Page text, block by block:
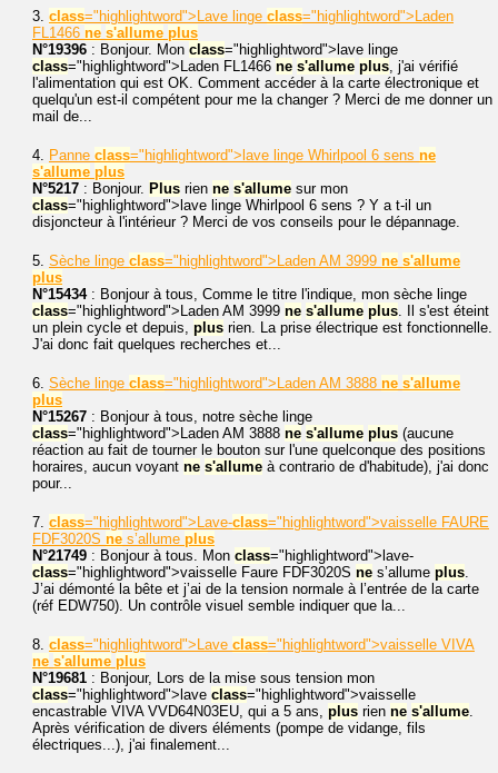
3. class="highlightword">Lave linge class="highlightword">Laden
FL1466 ne s'allume plus
N°19396 : Bonjour. Mon class="highlightword">lave linge
class="highlightword">Laden FL1466 ne s'allume plus , j'ai vérifié
l'alimentation qui est OK. Comment accéder à la carte électronique et
quelqu'un est-il compétent pour me la changer ? Merci de me donner un
mail de...
4. Panne class="highlightword">lave linge Whirlpool 6 sens ne
s'allume plus
N°5217 : Bonjour. Plus rien ne s'allume sur mon
class="highlightword">lave linge Whirlpool 6 sens ? Y a t-il un
disjoncteur à l'intérieur ? Merci de vos conseils pour le dépannage.
5. Sèche linge class="highlightword">Laden AM 3999 ne s'allume
plus
N°15434: Bonjour à tous, Comme le titre l'indique, mon sèche linge
class="highlightword">Laden AM 3999 ne s'allume plus . Il s'est éteint
un plein cycle et depuis, plus rien. La prise électrique est fonctionnelle.
J'ai donc fait quelques recherches et...
6. Sèche linge class="highlightword">Laden AM 3888 ne s'allume
plus
N°15267 : Bonjour à tous, notre sèche linge
class="highlightword">Laden AM 3888 ne s'allume plus (aucune
réaction au fait de tourner le bouton sur l'une quelconque des positions
horaires, aucun voyant ne s'allume à contrario de d'habitude), j'ai donc
pour...
7. class="highlightword">Lave-class="highlightword">vaisselle FAURE
FDF3020S ne s’allume plus
N°21749 : Bonjour à tous. Mon class="highlightword">lave-
class="highlightword">vaisselle Faure FDF3020S ne s’allume plus
J’ai démonté la bête et j’ai de la tension normale à l’entrée de la carte
(réf EDW750). Un contrôle visuel semble indiquer que la...
8. class="highlightword">Lave class="highlightword">vaisselle VIVA
ne s'allume plus
N°19681 : Bonjour, Lors de la mise sous tension mon
class="highlightword">lave class="highlightword">vaisselle
encastrable VIVA VVD64N03EU, qui a 5 ans, plus rien ne s'allume
Après vérification de divers éléments (pompe de vidange, fils
électriques...), j'ai finalement...